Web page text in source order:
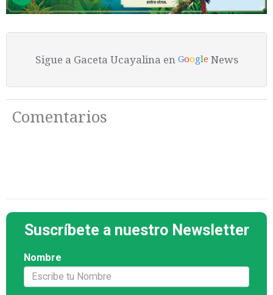
Sigue a Gaceta Ucayalina en Google News
Comentarios
Suscríbete a nuestro Newsletter
Nombre